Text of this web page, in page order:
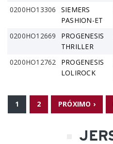
0200HO13306
SIEMERS
PASHION-ET
0200HO12669
PROGENESIS
THRILLER
0200HO12762
PROGENESIS
LOLIROCK
1 2 PRÓXIMO ›